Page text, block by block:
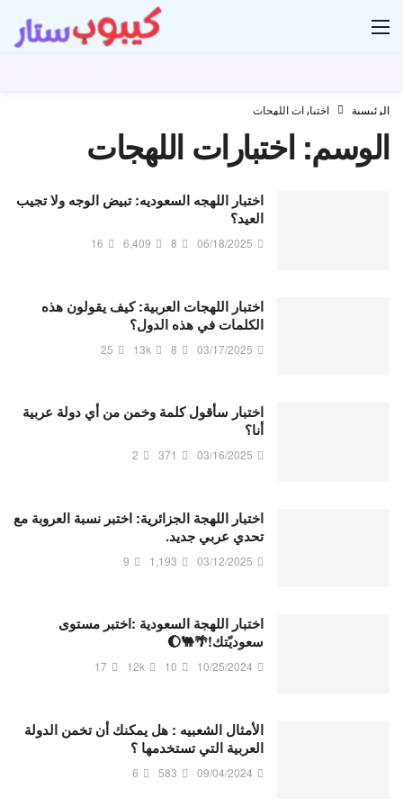
الرئيسية اختبارات اللهجات
الوسم:اختبارات اللهجات
اختبار اللهجه السعوديه: تبيض الوجه ولا تجيب
العيد؟
06/18/2025
8
6,409
16
اختبار اللهجات العربية: كيف يقولون هذه
الكلمات في هذه الدول؟
03/17/2025
8
13k
25
اختبار سأقول كلمة وخمن من أي دولة عربية
أنا؟
03/16/2025
371
2
اختبار اللهجة الجزائرية: اختبر نسبة العروبة مع
تحدي عربي جديد.
03/12/2025
1,193
9
اختبار اللهجة السعودية :اختبر مستوى
سعوديّتك!🌴🐫🌔
10/25/2024
10
12k
17
الأمثال الشعبيه : هل يمكنك أن تخمن الدولة
العربية التي تستخدمها ؟
09/04/2024
583
6